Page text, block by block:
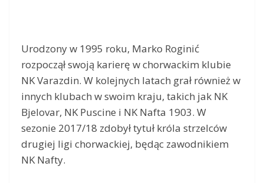
Urodzony w 1995 roku, Marko Roginić
rozpoczął swoją karierę w chorwackim klubie
NK Varazdin. W kolejnych latach grał również w
innych klubach w swoim kraju, takich jak NK
Bjelovar, NK Puscine i NK Nafta 1903. W
sezonie 2017/18 zdobył tytuł króla strzelców
drugiej ligi chorwackiej, będąc zawodnikiem
NK Nafty.